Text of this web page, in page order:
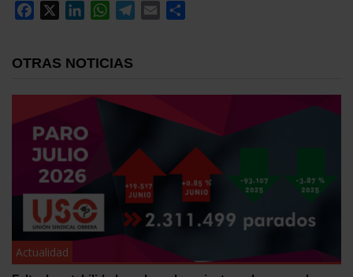
Facebook
LinkedInWhatsApp
Telegram
Email
OTRAS NOTICIAS
Actualidad